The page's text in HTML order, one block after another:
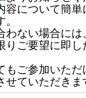
容について簡単
わない場合には
りご要望に即し
もご参加いただ
せていただきま